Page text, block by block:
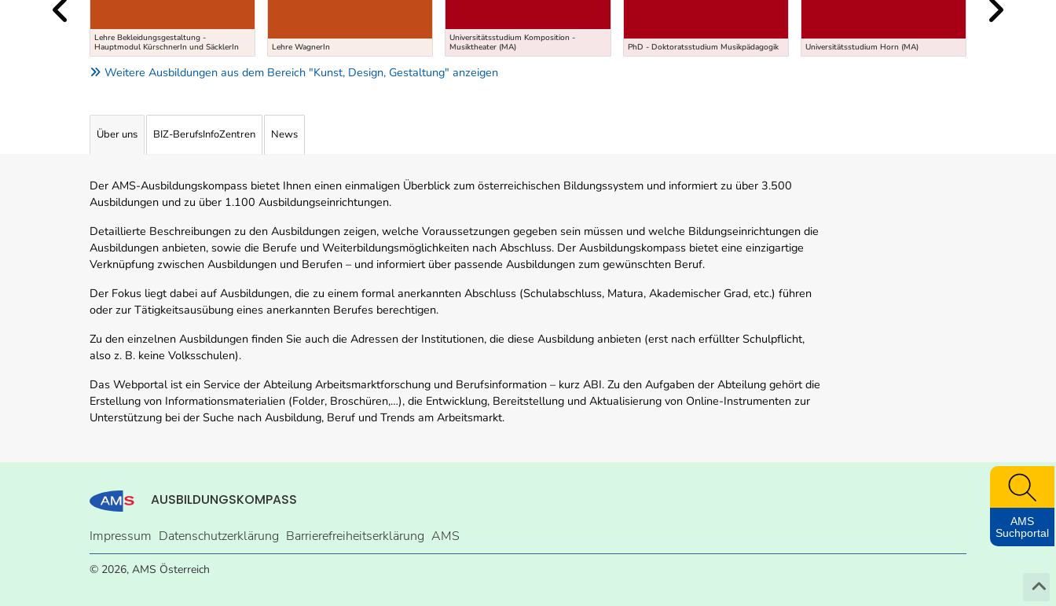
Lehre Bekleidungsgestaltung -
Hauptmodul KürschnerIn und SäcklerIn
Lehre WagnerIn
Universitätsstudium Komposition -
Musiktheater (MA)
PhD - Doktoratsstudium Musikpädagogik Universitätsstudium Horn (MA)
Weitere Ausbildungen aus dem Bereich "Kunst, Design, Gestaltung" anzeigen
Über uns BIZ-BerufsInfoZentren News
Der AMS-Ausbildungskompass bietet Ihnen einen einmaligen Überblick zum österreichischen Bildungssystem und informiert zu über 3.500
Ausbildungen und zu über 1.100 Ausbildungseinrichtungen.
Detaillierte Beschreibungen zu den Ausbildungen zeigen, welche Voraussetzungen gegeben sein müssen und welche Bildungseinrichtungen die
Ausbildungen anbieten, sowie die Berufe und Weiterbildungsmöglichkeiten nach Abschluss. Der Ausbildungskompass bietet eine einzigartige
Verknüpfung zwischen Ausbildungen und Berufen – und informiert über passende Ausbildungen zum gewünschten Beruf.
Der Fokus liegt dabei auf Ausbildungen, die zu einem formal anerkannten Abschluss (Schulabschluss, Matura, Akademischer Grad, etc.) führen
oder zur Tätigkeitsausübung eines anerkannten Berufes berechtigen.
Zu den einzelnen Ausbildungen finden Sie auch die Adressen der Institutionen, die diese Ausbildung anbieten (erst nach erfüllter Schulpflicht,
also z. B. keine Volksschulen).
Das Webportal ist ein Service der Abteilung Arbeitsmarktforschung und Berufsinformation – kurz ABI. Zu den Aufgaben der Abteilung gehört die
Erstellung von Informationsmaterialien (Folder, Broschüren,…), die Entwicklung, Bereitstellung und Aktualisierung von Online-Instrumenten zur
Unterstützung bei der Suche nach Ausbildung, Beruf und Trends am Arbeitsmarkt.
AUSBILDUNGSKOMPASS
Impressum Datenschutzerklärung Barrierefreiheitserklärung AMS
© 2026, AMS Österreich
AMS
Suchportal